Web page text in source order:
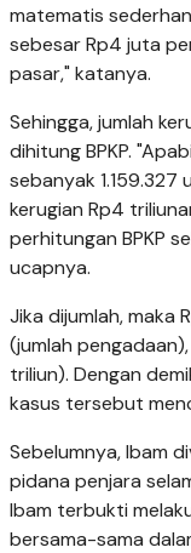
matematis
sebesar Rp4 juta
pasar," katanya.
Sehingga, jumlah
dihitung BPKP.
sebanyak
kerugian Rp4
perhitungan BPKP
ucapnya.
Jika dijumlah, maka
(jumlah
triliun). Dengan
kasus tersebut
Sebelumnya, Ibam
pidana penjara
Ibam terbukti
bersama-sama